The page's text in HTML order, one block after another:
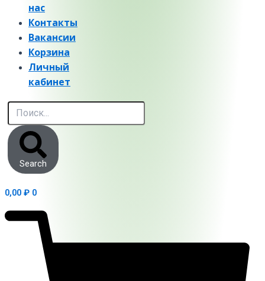
нас
Контакты
Вакансии
Корзина
Личный
кабинет
Search
0,00 ₽ 0